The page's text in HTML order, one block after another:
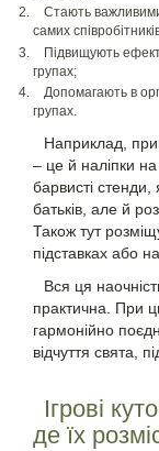
Стають
самих
Підвищують
групах;
Допомагають в
групах.
Наприклад,
– це й наліпки
барвисті стенди,
батьків, але й
Також тут
підставках або
Вся ця
практична. При
гармонійно
відчуття свята,
Ігрові
де їх